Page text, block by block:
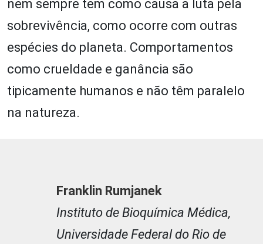
nem sempre tem como causa a luta pela
sobrevivência, como ocorre com outras
espécies do planeta. Comportamentos
como crueldade e ganância são
tipicamente humanos e não têm paralelo
na natureza.
Franklin Rumjanek
Instituto de Bioquímica Médica,
Universidade Federal do Rio de